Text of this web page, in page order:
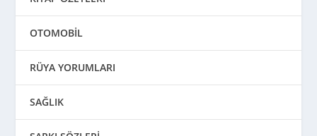
OTOMOBİL
RÜYA YORUMLARI
SAĞLIK